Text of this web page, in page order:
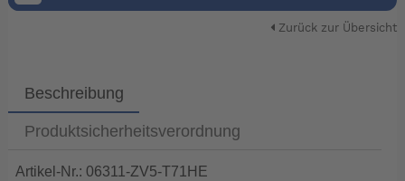
Zurück zur Übersicht
Beschreibung
Produktsicherheitsverordnung
Artikel-Nr.: 06311-ZV5-T71HE